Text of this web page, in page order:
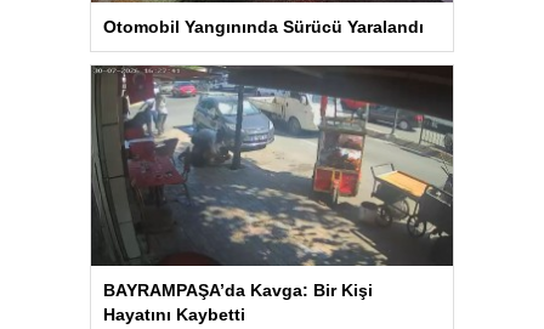
Otomobil Yangınında Sürücü Yaralandı
BAYRAMPAŞA’da Kavga: Bir Kişi
Hayatını Kaybetti